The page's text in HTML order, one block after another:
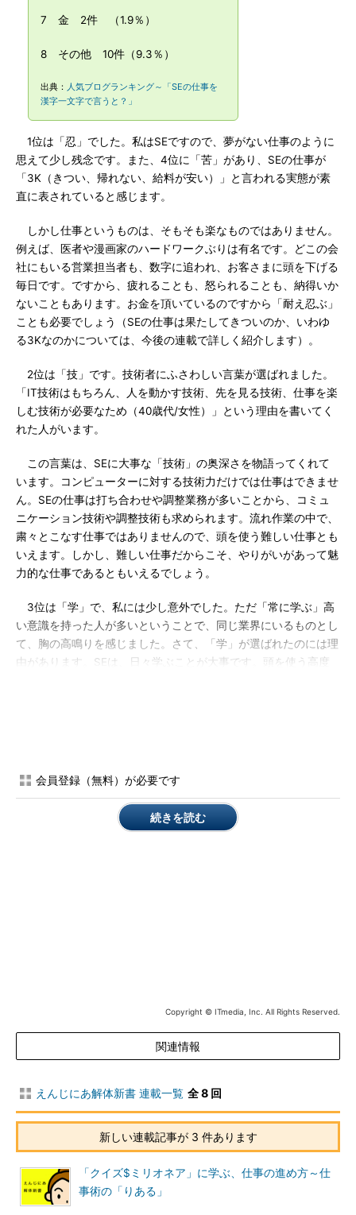
7 金 2件 （1.9％）
8 その他 10件（9.3％）
出典： 人気ブログランキング～「SEの仕事を
漢字一文字で言うと？」
1位は「忍」でした。私はSEですので、夢がない仕事のように
思えて少し残念です。また、4位に「苦」があり、SEの仕事が
「3K（きつい、帰れない、給料が安い）」と言われる実態が素
直に表されていると感じます。
しかし仕事というものは、そもそも楽なものではありません。
例えば、医者や漫画家のハードワークぶりは有名です。どこの会
社にもいる営業担当者も、数字に追われ、お客さまに頭を下げる
毎日です。ですから、疲れることも、怒られることも、納得いか
ないこともあります。お金を頂いているのですから「耐え忍ぶ」
ことも必要でしょう（SEの仕事は果たしてきついのか、いわゆ
る3Kなのかについては、今後の連載で詳しく紹介します）。
2位は「技」です。技術者にふさわしい言葉が選ばれました。
「IT技術はもちろん、人を動かす技術、先を見る技術、仕事を楽
しむ技術が必要なため（40歳代/女性）」という理由を書いてく
れた人がいます。
この言葉は、SEに大事な「技術」の奥深さを物語ってくれて
います。コンピューターに対する技術力だけでは仕事はできませ
ん。SEの仕事は打ち合わせや調整業務が多いことから、コミュ
ニケーション技術や調整技術も求められます。流れ作業の中で、
粛々とこなす仕事ではありませんので、頭を使う難しい仕事とも
いえます。しかし、難しい仕事だからこそ、やりがいがあって魅
力的な仕事であるともいえるでしょう。
3位は「学」で、私には少し意外でした。ただ「常に学ぶ」高
い意識を持った人が多いということで、同じ業界にいるものとし
て、胸の高鳴りを感じました。さて、「学」が選ばれたのには理
由があります。SEは、日々学ぶことが大事です。頭を使う高度
ださい。
次回は「どのような人がSEに向いているのか」について書く
IT業界就職ラボ「就ラボ」
左門 至峰（さもん しほう）
現役のSE（システ
ITライター。
会員登録（無料）が必要です
続きを読む
Copyright © ITmedia, Inc. All Rights Reserved.
関連情報
えんじにあ解体新書 連載一覧 全 8 回
新しい連載記事が 3 件あります
「クイズ$ミリオネア」に学ぶ、仕事の進め方～仕
事術の「りある」